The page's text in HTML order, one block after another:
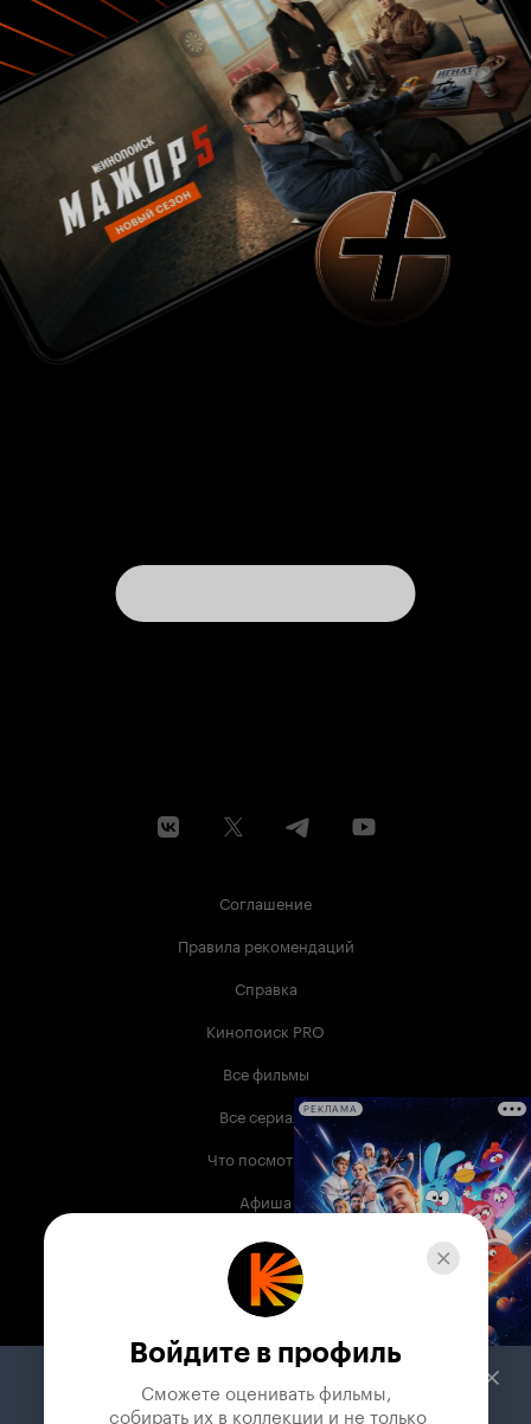
Соглашение
Правила рекомендаций
Справка
Кинопоиск PRO
Все фильмы
Все сериалы
Что посмотреть
Афиша
Музыка
Телепрограмма
Служба поддержки
РЕКЛАМА
Войдите в профиль
Сможете оценивать фильмы,
собирать их в коллекции и не только